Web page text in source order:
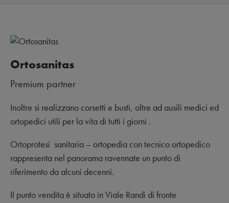
Ortosanitas
Premium partner
Inoltre si realizzano corsetti e busti, oltre ad ausili medici ed
ortopedici utili per la vita di tutti i giorni .
Ortoprotesi sanitaria – ortopedia con tecnico ortopedico
rappresenta nel panorama ravennate un punto di
riferimento da alcuni decenni.
Il punto vendita è situato in Viale Randi di fronte